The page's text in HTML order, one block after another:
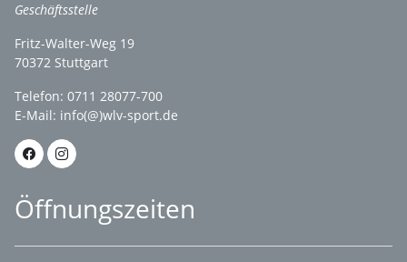
Geschäftsstelle
Fritz-Walter-Weg 19
70372 Stuttgart
Telefon: 0711 28077-700
E-Mail: info(@)wlv-sport.de
Öffnungszeiten